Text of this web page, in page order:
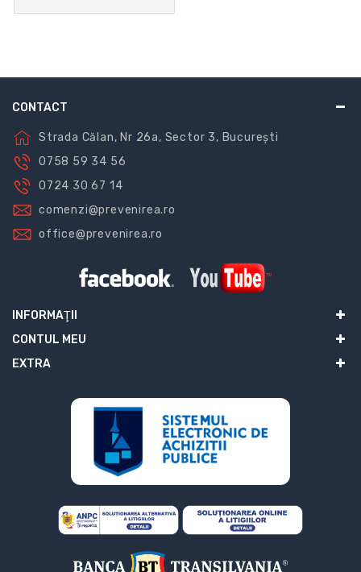
CONTACT
Strada Călan, Nr 26a, Sector 3, București
0758 59 34 56
0724 30 67 14
comenzi@prevenirea.ro
office@prevenirea.ro
INFORMAŢII
CONTUL MEU
EXTRA